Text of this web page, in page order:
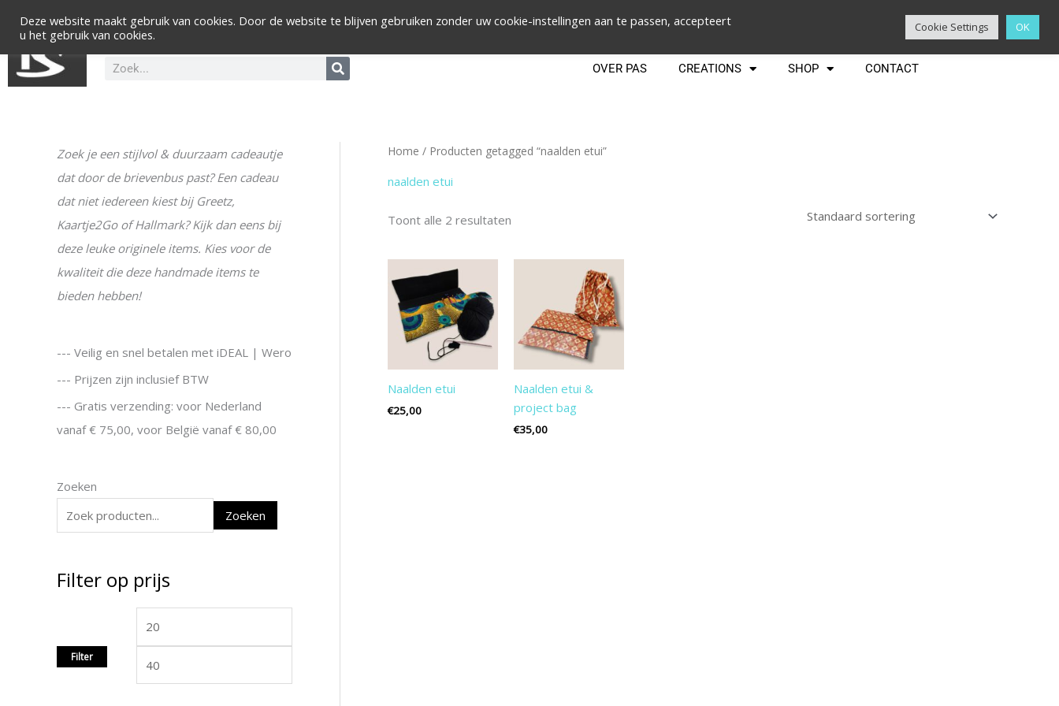
naar
inhoud
Zoeken OVER PAS CREATIONS SHOP CONTACT
Zoek je een stijlvol & duurzaam cadeautje
dat door de brievenbus past? Een cadeau
dat niet iedereen kiest bij Greetz,
Kaartje2Go of Hallmark? Kijk dan eens bij
deze leuke originele items. Kies voor de
kwaliteit die deze handmade items te
bieden hebben!
--- Veilig en snel betalen met iDEAL | Wero
--- Prijzen zijn inclusief BTW
--- Gratis verzending: voor Nederland
vanaf € 75,00, voor België vanaf € 80,00
Zoeken
Zoeken
Filter op prijs
M
i
n
.
p
r
i
s
Filter
Home / Producten getagged “naalden etui”
naalden etui
Toont alle 2 resultaten
Naalden etui
€25,00
Naalden etui &
project bag
€35,00
Deze website maakt gebruik van cookies. Door de website te blijven gebruiken zonder uw cookie-instellingen aan te passen, accepteert
u het gebruik van cookies.
Cookie Settings OK